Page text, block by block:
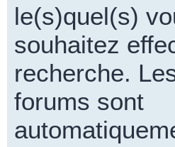
le(s)quel(s)
souhaitez
recherche.
forums sont